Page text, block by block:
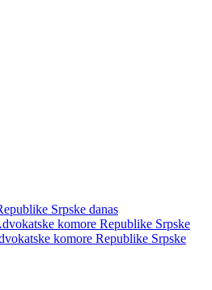
Srpske danas
komore Republike Srpske
komore Republike Srpske